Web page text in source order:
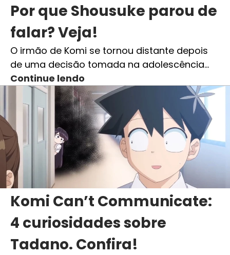
Por que Shousuke parou de
falar? Veja!
O irmão de Komi se tornou distante depois
de uma decisão tomada na adolescência…
Continue lendo
Komi Can’t Communicate:
4 curiosidades sobre
Tadano. Confira!